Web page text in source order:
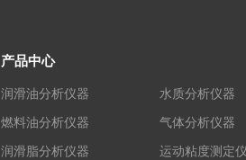
产品中心
润滑油分析仪器
燃料油分析仪器
润滑脂分析仪器
水质分析仪器
气体分析仪器
运动粘度测定